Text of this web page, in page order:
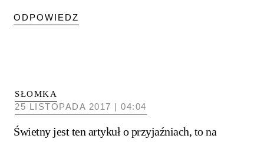
ODPOWIEDZ
SŁOMKA
25 LISTOPADA 2017 | 04:04
Świetny jest ten artykuł o przyjaźniach, to na